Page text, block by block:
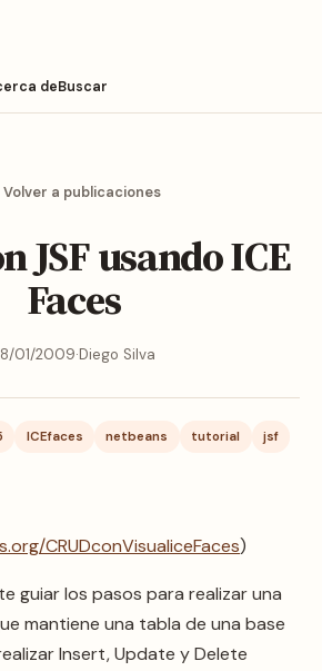
deBuscar
a publicaciones
JSF usando ICE
Faces
01/2009·Diego Silva
ICEfaces netbeans tutorial jsf
CRUDconVisualiceFaces)
guiar los pasos para realizar una
mantiene una tabla de una base
Insert, Update y Delete